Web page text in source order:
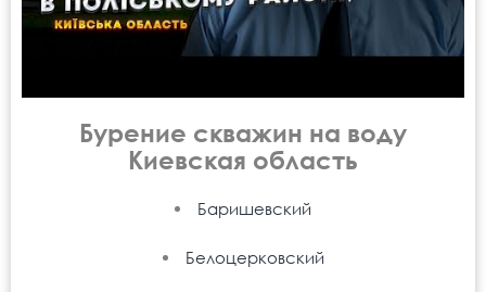
Бурение скважин на воду
Киевская область
Баришевский
Белоцерковский